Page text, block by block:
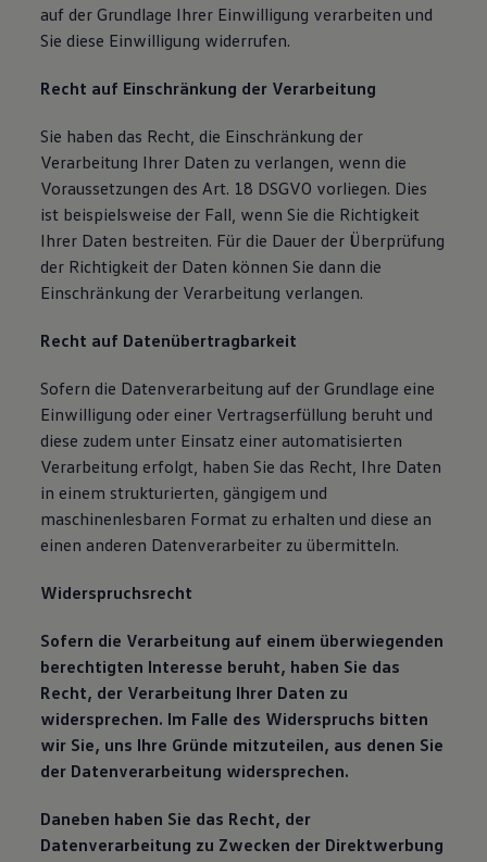
auf der Grundlage Ihrer Einwilligung verarbeiten und
Sie diese Einwilligung widerrufen.
Recht auf Einschränkung der Verarbeitung
Sie haben das Recht, die Einschränkung der
Verarbeitung Ihrer Daten zu verlangen, wenn die
Voraussetzungen des Art. 18 DSGVO vorliegen. Dies
ist beispielsweise der Fall, wenn Sie die Richtigkeit
Ihrer Daten bestreiten. Für die Dauer der Überprüfung
der Richtigkeit der Daten können Sie dann die
Einschränkung der Verarbeitung verlangen.
Recht auf Datenübertragbarkeit
Sofern die Datenverarbeitung auf der Grundlage eine
Einwilligung oder einer Vertragserfüllung beruht und
diese zudem unter Einsatz einer automatisierten
Verarbeitung erfolgt, haben Sie das Recht, Ihre Daten
in einem strukturierten, gängigem und
maschinenlesbaren Format zu erhalten und diese an
einen anderen Datenverarbeiter zu übermitteln.
Widerspruchsrecht
Sofern die Verarbeitung auf einem überwiegenden
berechtigten Interesse beruht, haben Sie das
Recht, der Verarbeitung Ihrer Daten zu
widersprechen. Im Falle des Widerspruchs bitten
wir Sie, uns Ihre Gründe mitzuteilen, aus denen Sie
der Datenverarbeitung widersprechen.
Daneben haben Sie das Recht, der
Datenverarbeitung zu Zwecken der Direktwerbung